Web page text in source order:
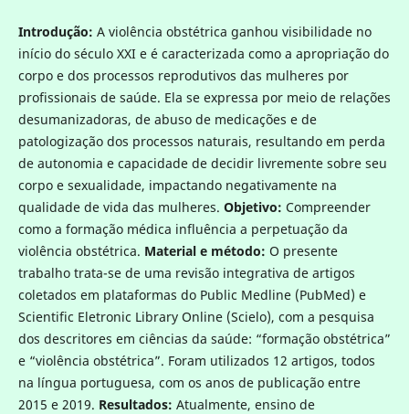
Introdução: A violência obstétrica ganhou visibilidade no
início do século XXI e é caracterizada como a apropriação do
corpo e dos processos reprodutivos das mulheres por
profissionais de saúde. Ela se expressa por meio de relações
desumanizadoras, de abuso de medicações e de
patologização dos processos naturais, resultando em perda
de autonomia e capacidade de decidir livremente sobre seu
corpo e sexualidade, impactando negativamente na
qualidade de vida das mulheres. Objetivo: Compreender
como a formação médica influência a perpetuação da
violência obstétrica. Material e método: O presente
trabalho trata-se de uma revisão integrativa de artigos
coletados em plataformas do Public Medline (PubMed) e
Scientific Eletronic Library Online (Scielo), com a pesquisa
dos descritores em ciências da saúde: “formação obstétrica”
e “violência obstétrica”. Foram utilizados 12 artigos, todos
na língua portuguesa, com os anos de publicação entre
2015 e 2019. Resultados: Atualmente, ensino de